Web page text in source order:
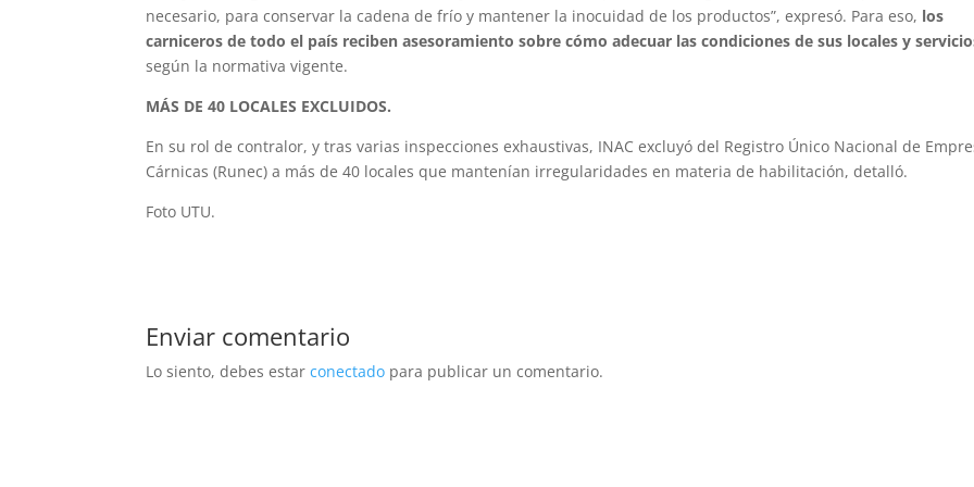
necesario, para conservar la cadena de frío y mantener la inocuidad de los productos”, expresó. Para eso, los
carniceros de todo el país reciben asesoramiento sobre cómo adecuar las condiciones de sus locales y
según la normativa vigente.
MÁS DE 40 LOCALES EXCLUIDOS.
En su rol de contralor, y tras varias inspecciones exhaustivas, INAC excluyó del Registro Único Nacional de
Cárnicas (Runec) a más de 40 locales que mantenían irregularidades en materia de habilitación, detalló.
Foto UTU.
Enviar comentario
Lo siento, debes estarconectado para publicar un comentario.